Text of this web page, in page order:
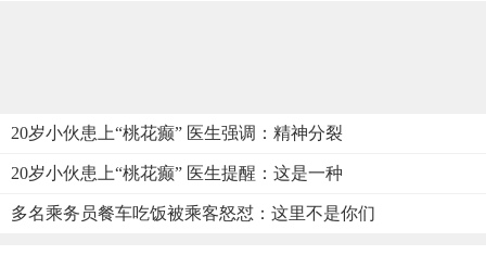
20岁小伙患上“桃花癫” 医生强调：精神分裂
20岁小伙患上“桃花癫” 医生提醒：这是一种
多名乘务员餐车吃饭被乘客怒怼：这里不是你们